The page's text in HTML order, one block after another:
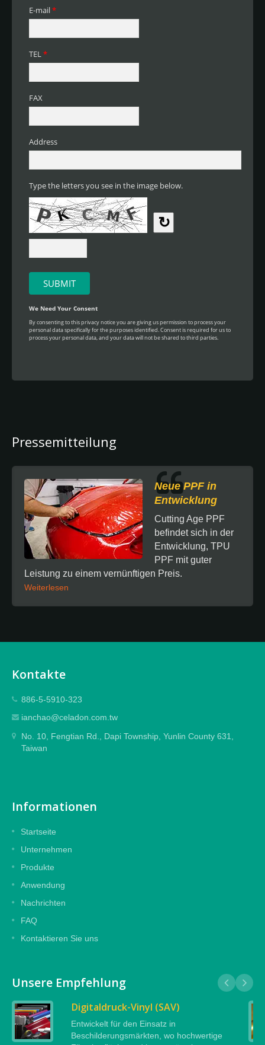
Pressemitteilung
Neue PPF in
Entwicklung
Cutting Age PPF
befindet sich in der
Entwicklung, TPU
PPF mit guter
Leistung zu einem vernünftigen Preis.
Weiterlesen
Kontakte
886-5-5910-323
ianchao@celadon.com.tw
No. 10, Fengtian Rd., Dapi Township, Yunlin County 631,
Taiwan
Informationen
Startseite
Unternehmen
Produkte
Anwendung
Nachrichten
FAQ
Kontaktieren Sie uns
Unsere Empfehlung
Digitaldruck-Vinyl (SAV)
Entwickelt für den Einsatz in
Beschilderungsmärkten, wo hochwertige